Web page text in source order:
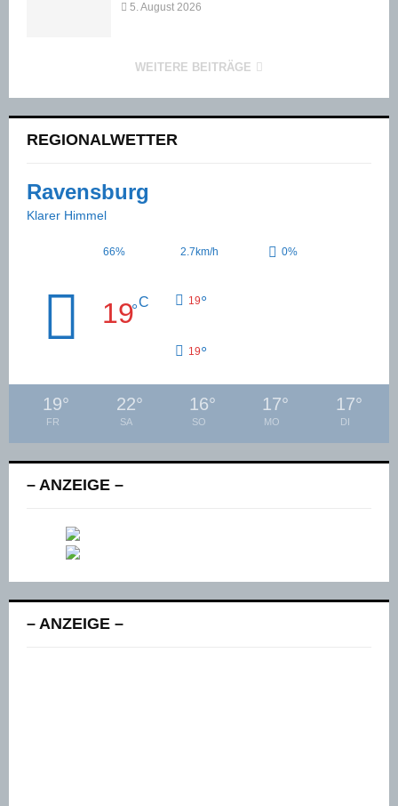
5. August 2026
WEITERE BEITRÄGE
REGIONALWETTER
Ravensburg
Klarer Himmel
66% 2.7km/h 0%
19°C 19°
19°
19°
FR
22°
SA
16°
SO
17°
MO
17°
DI
– ANZEIGE –
– ANZEIGE –